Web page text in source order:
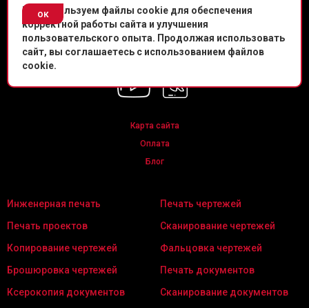
ок
Мы используем файлы cookie для обеспечения
корректной работы сайта и улучшения
пользовательского опыта. Продолжая использовать
сайт, вы соглашаетесь с использованием файлов
cookie.
© Копировальный центр «Копировальня» 2013-
Политика конфиденциальности
Мы в соц. сетях
Карта сайта
Оплата
Блог
Инженерная печать
Печать чертежей
Печать проектов
Сканирование чертежей
Копирование чертежей
Фальцовка чертежей
Брошюровка чертежей
Печать документов
Ксерокопия документов
Сканирование документов